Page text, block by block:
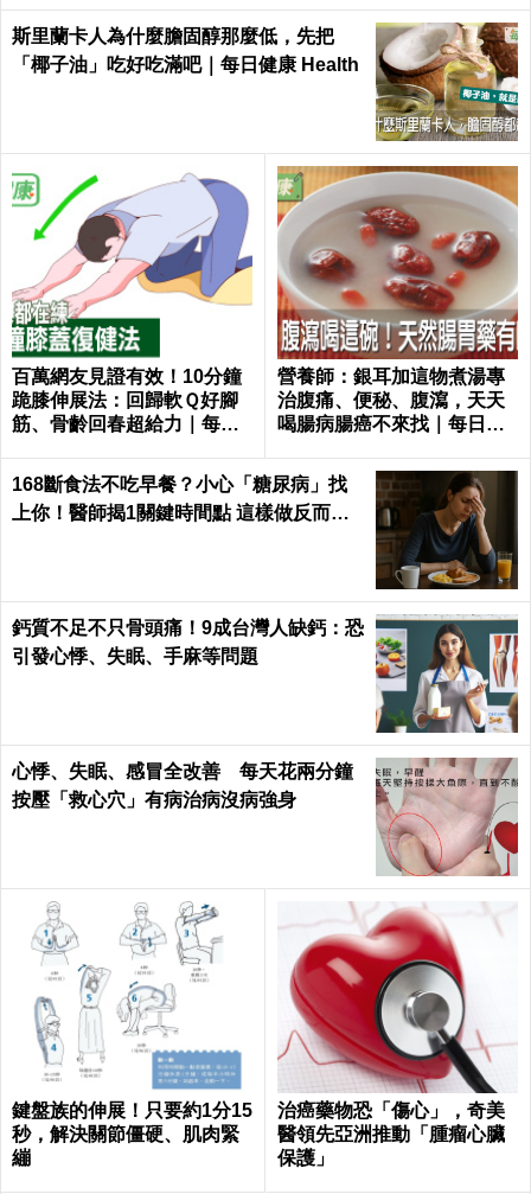
斯里蘭卡人為什麼膽固醇那麼低，先把
「椰子油」吃好吃滿吧｜每日健康 Health
百萬網友見證有效！10分鐘
跪膝伸展法：回歸軟Ｑ好腳
筋、骨齡回春超給力｜每日
營養師：銀耳加這物煮湯專
治腹痛、便秘、腹瀉，天天
喝腸病腸癌不來找｜每日健
168斷食法不吃早餐？小心「糖尿病」找
上你！醫師揭1關鍵時間點 這樣做反而更
鈣質不足不只骨頭痛！9成台灣人缺鈣：恐
引發心悸、失眠、手麻等問題
心悸、失眠、感冒全改善 每天花兩分鐘
按壓「救心穴」有病治病沒病強身
鍵盤族的伸展！只要約1分15
秒，解決關節僵硬、肌肉緊
繃
治癌藥物恐「傷心」，奇美
醫領先亞洲推動「腫瘤心臟
保護」